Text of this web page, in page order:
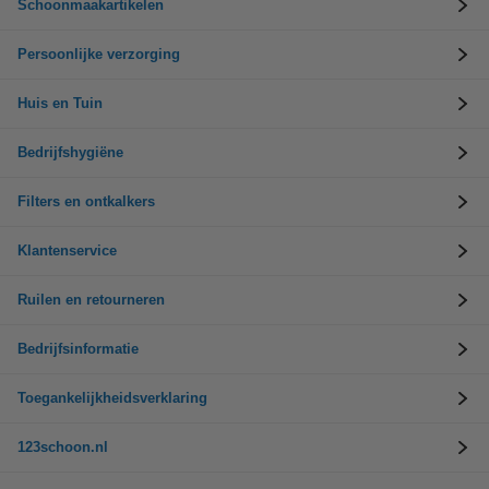
Schoonmaakartikelen
Persoonlijke verzorging
Huis en Tuin
Bedrijfshygiëne
Filters en ontkalkers
Klantenservice
Ruilen en retourneren
Bedrijfsinformatie
Toegankelijkheidsverklaring
123schoon.nl